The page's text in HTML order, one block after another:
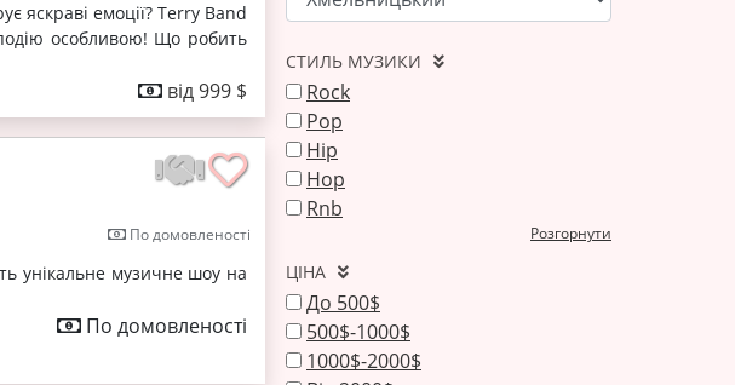
СТИЛЬ МУЗИКИ
Rock
Pop
Hip
Hop
Rnb
Розгорнути
ЦІНА
До 500$
500$-1000$
1000$-2000$
яскраві емоції? Terry Band
особливою! Що робить
від 999 $
По домовленості
унікальне музичне шоу на
По домовленості